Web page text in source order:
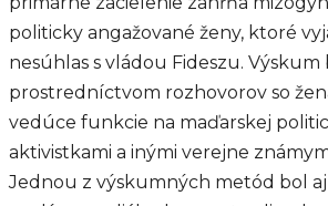
politicky angažované ženy, ktoré
nesúhlas s vládou Fideszu.
prostredníctvom rozhovorov so
vedúce funkcie na maďarskej
aktivistkami a inými verejne
Jednou z výskumných metód bol